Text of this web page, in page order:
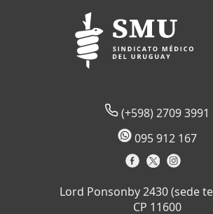
(+598) 2709 3991
095 912 167
Lord Ponsonby 2430 (sede
CP 11600